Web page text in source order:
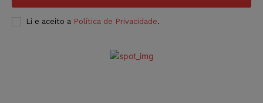
Li e aceito a Política de Privacidade.